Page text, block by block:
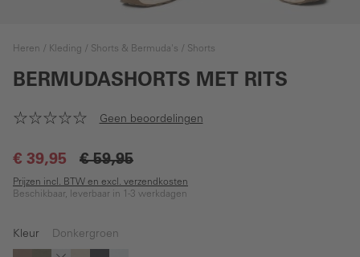
Heren Kleding Shorts & Bermuda's Shorts
BERMUDASHORTS MET RITS
Geen beoordelingen
€ 39,95 € 59,95
Prijzen incl. BTW en excl. verzendkosten
Beschikbaar, leverbaar in 1-3 werkdagen
Kleur Donkergroen